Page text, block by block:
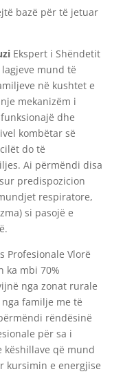
bazë për të jetuar
Ekspert i Shëndetit
mund të
në kushtet e
mekanizëm i
dhe
kombëtar së
do të
Ai përmëndi disa
predispozicion
respiratore,
si pasojë e
Profesionale Vlorë
ka mbi 70%
nga zonat rurale
familje me të
rëndësinë
për sa i
këshillave që mund
kursimin e energjise